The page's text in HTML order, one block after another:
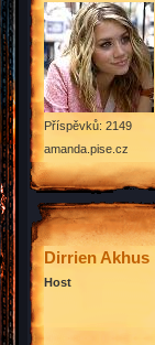
Příspěvků: 2149
amanda.pise.cz
Dirrien Akhus
Host